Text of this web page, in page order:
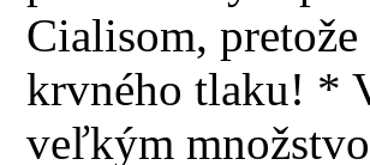
Cialisom,
krvného tlaku! *
veľkým